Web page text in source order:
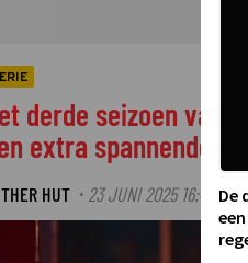
derde seizoen van
extra spannende
HUT · 23 JUNI 2025 16:48 ·
De